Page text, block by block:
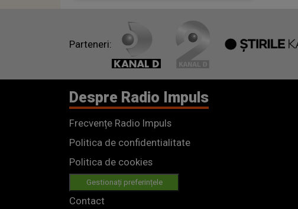
Parteneri:
Despre Radio Impuls
Frecvențe Radio Impuls
Politica de confidentialitate
Politica de cookies
Gestionați preferințele
Contact